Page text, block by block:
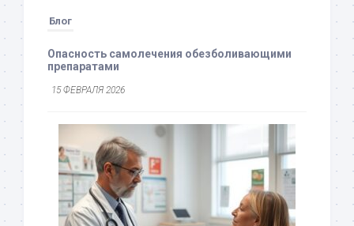
Блог
Опасность самолечения обезболивающими
препаратами
15 ФЕВРАЛЯ 2026